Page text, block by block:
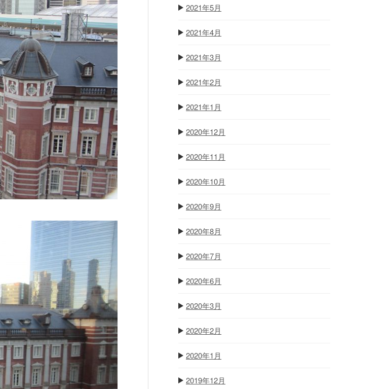
2021年5月
2021年4月
2021年3月
2021年2月
2021年1月
2020年12月
2020年11月
2020年10月
2020年9月
2020年8月
2020年7月
2020年6月
2020年3月
2020年2月
2020年1月
2019年12月